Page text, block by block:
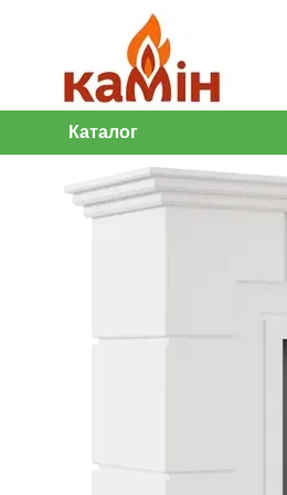
Перейти до основного контенту
Каталог